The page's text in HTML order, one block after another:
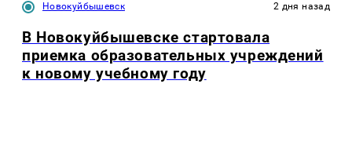
Новокуйбышевск 2 дня назад
В Новокуйбышевске стартовала
приемка образовательных учреждений
к новому учебному году